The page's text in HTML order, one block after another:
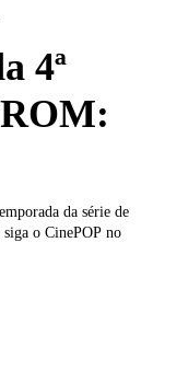
4ª
da série de
o CinePOP no